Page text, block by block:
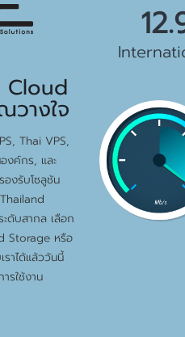
Cloud
วางใจ
Thai VPS,
งค์กร, และ
งรับโซลูชัน
ดับสากล เลือก
Storage หรือ
าได้แล้ววันนี้
รใช้งาน
15.5